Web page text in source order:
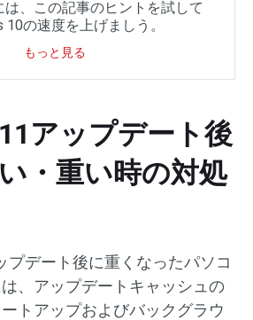
、この記事のヒントを試して
10の速度を上げましう。
もっと見る
アップデート後
・重い時の対処
プデート後に重くなったパソコ
、アップデートキャッシュの
トアップおよびバックグラウ